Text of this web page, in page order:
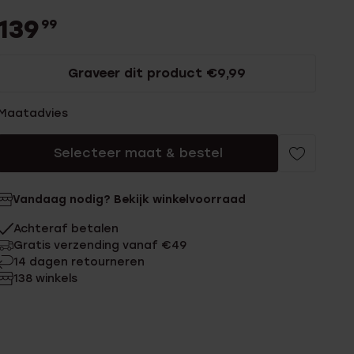
99
Graveer dit product €9,99
Selecteer maat & bestel
Vandaag nodig? Bekijk winkelvoorraad
Achteraf betalen
Gratis verzending vanaf €49
14 dagen retourneren
138 winkels